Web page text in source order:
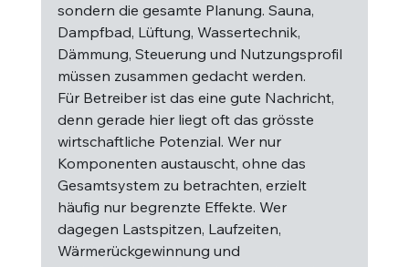
sondern die gesamte Planung. Sauna,
Dampfbad, Lüftung, Wassertechnik,
Dämmung, Steuerung und Nutzungsprofil
müssen zusammen gedacht werden.
Für Betreiber ist das eine gute Nachricht,
denn gerade hier liegt oft das grösste
wirtschaftliche Potenzial. Wer nur
Komponenten austauscht, ohne das
Gesamtsystem zu betrachten, erzielt
häufig nur begrenzte Effekte. Wer
dagegen Lastspitzen, Laufzeiten,
Wärmerückgewinnung und